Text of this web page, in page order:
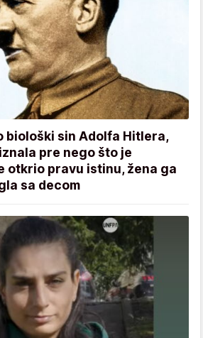
biološki sin Adolfa Hitlera,
pre nego što je
otkrio pravu istinu, žena ga
sa decom